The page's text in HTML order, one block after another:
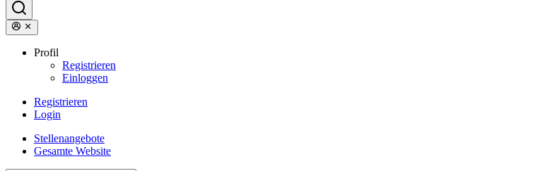
Profil
Registrieren
Einloggen
Registrieren
Login
Stellenangebote
Gesamte Website